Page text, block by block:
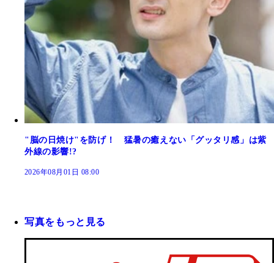
"脳の日焼け"を防げ！ 猛暑の癒えない「グッタリ感」は紫
外線の影響!?
2026年08月01日 08:00
写真をもっと見る